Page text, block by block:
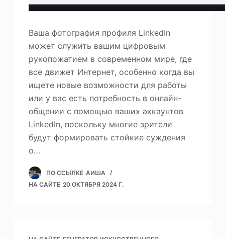
Ваша фотография профиля LinkedIn
может служить вашим цифровым
рукопожатием в современном мире, где
все движет Интернет, особенно когда вы
ищете новые возможности для работы
или у вас есть потребность в онлайн-
общении с помощью ваших аккаунтов
LinkedIn, поскольку многие зрители
будут формировать стойкие суждения
о…
ПО ССЫЛКЕ АИША
НА САЙТЕ 20 ОКТЯБРЯ 2024 Г.